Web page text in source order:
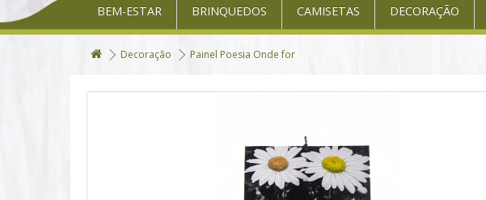
BEM-ESTAR BRINQUEDOS CAMISETAS DECORAÇÃO
Decoração Painel Poesia Onde for